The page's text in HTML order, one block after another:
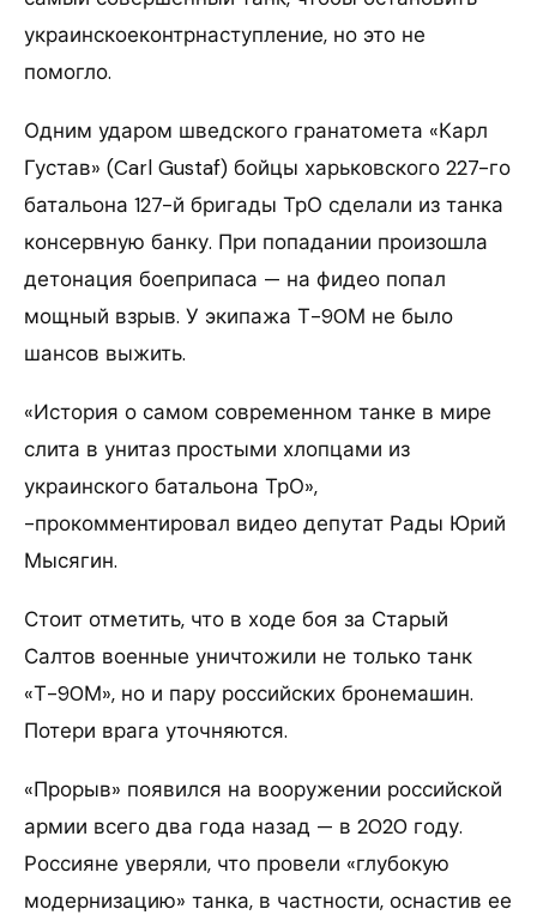
украинскоеконтрнаступление, но это не
помогло.
Одним ударом шведского гранатомета «Карл
Густав» (Carl Gustaf) бойцы харьковского 227-го
батальона 127-й бригады ТрО сделали из танка
консервную банку. При попадании произошла
детонация боеприпаса — на фидео попал
мощный взрыв. У экипажа Т-90М не было
шансов выжить.
«История о самом современном танке в мире
слита в унитаз простыми хлопцами из
украинского батальона ТрО»,
-прокомментировал видео депутат Рады Юрий
Мысягин.
Стоит отметить, что в ходе боя за Старый
Салтов военные уничтожили не только танк
«Т-90М», но и пару российских бронемашин.
Потери врага уточняются.
«Прорыв» появился на вооружении российской
армии всего два года назад — в 2020 году.
Россияне уверяли, что провели «глубокую
модернизацию» танка, в частности, оснастив ее